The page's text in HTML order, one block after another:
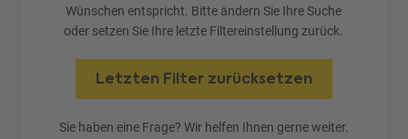
Wünschen entspricht. Bitte ändern Sie Ihre Suche
oder setzen Sie Ihre letzte Filtereinstellung zurück.
Letzten Filter zurücksetzen
Sie haben eine Frage? Wir helfen Ihnen gerne weiter.